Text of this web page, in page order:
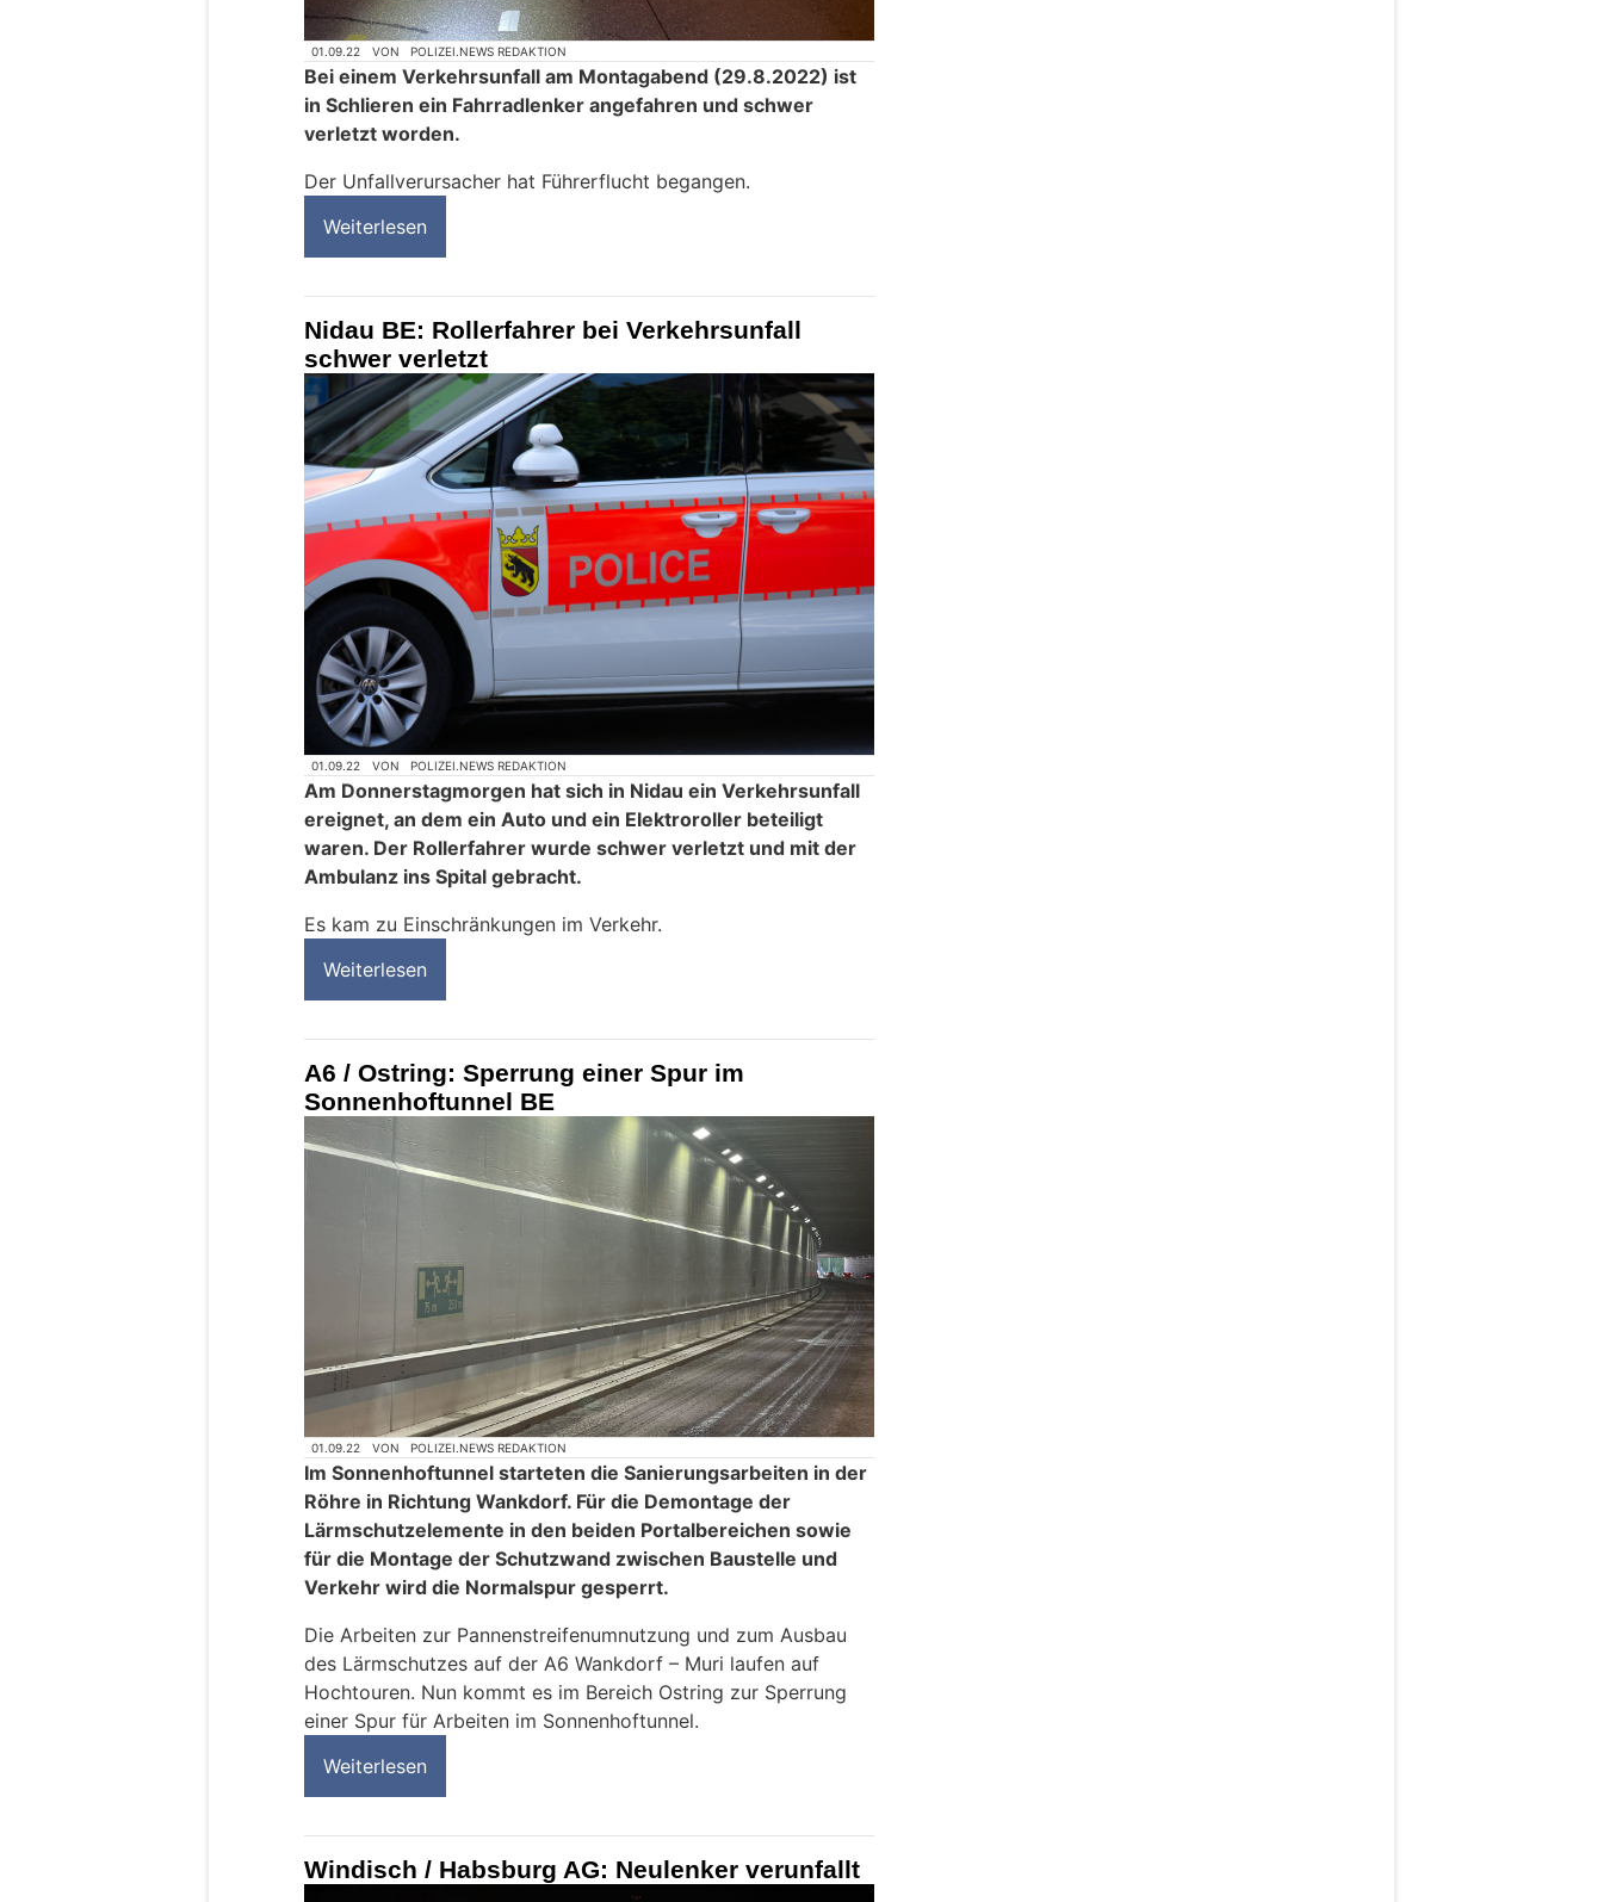
01.09.22 VON POLIZEI.NEWS REDAKTION
Bei einem Verkehrsunfall am Montagabend (29.8.2022) ist
in Schlieren ein Fahrradlenker angefahren und schwer
verletzt worden.
Der Unfallverursacher hat Führerflucht begangen.
Weiterlesen
Nidau BE: Rollerfahrer bei Verkehrsunfall
schwer verletzt
01.09.22 VON POLIZEI.NEWS REDAKTION
Am Donnerstagmorgen hat sich in Nidau ein Verkehrsunfall
ereignet, an dem ein Auto und ein Elektroroller beteiligt
waren. Der Rollerfahrer wurde schwer verletzt und mit der
Ambulanz ins Spital gebracht.
Es kam zu Einschränkungen im Verkehr.
Weiterlesen
A6 / Ostring: Sperrung einer Spur im
Sonnenhoftunnel BE
01.09.22 VON POLIZEI.NEWS REDAKTION
Im Sonnenhoftunnel starteten die Sanierungsarbeiten in der
Röhre in Richtung Wankdorf. Für die Demontage der
Lärmschutzelemente in den beiden Portalbereichen sowie
für die Montage der Schutzwand zwischen Baustelle und
Verkehr wird die Normalspur gesperrt.
Die Arbeiten zur Pannenstreifenumnutzung und zum Ausbau
des Lärmschutzes auf der A6 Wankdorf – Muri laufen auf
Hochtouren. Nun kommt es im Bereich Ostring zur Sperrung
einer Spur für Arbeiten im Sonnenhoftunnel.
Weiterlesen
Windisch / Habsburg AG: Neulenker verunfallt